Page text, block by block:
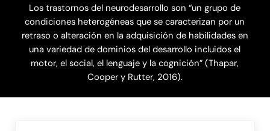
Los trastornos del neurodesarrollo son “un grupo de
condiciones heterogéneas que se caracterizan por un
retraso o alteración en la adquisición de habilidades en
una variedad de dominios del desarrollo incluidos el
motor, el social, el lenguaje y la cognición” (Thapar,
Cooper y Rutter, 2016).